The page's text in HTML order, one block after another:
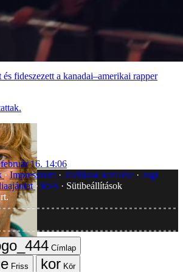
fideszezett a kanadai–amerikai rapper
16. 14:06
Impresszum Javítások kezelése
Jogi
RSS
Sütibeállítások
Címlap
Friss
Kör